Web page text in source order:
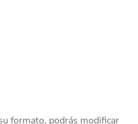
formato, podrás modificar